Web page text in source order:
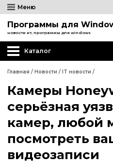
Меню
Программы для
новости ит, программы для windows
Каталог
Главная / Новости / IT новости /
Камеры
серьёзная
камер, любой
посмотреть
видеозаписи